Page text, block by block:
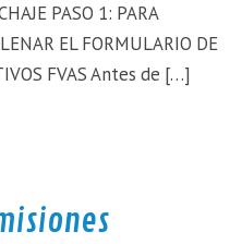
PASO 1: PARA
EL FORMULARIO DE
FVAS Antes de […]